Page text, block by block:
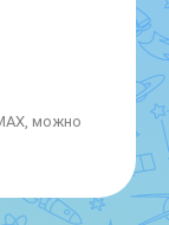
можно